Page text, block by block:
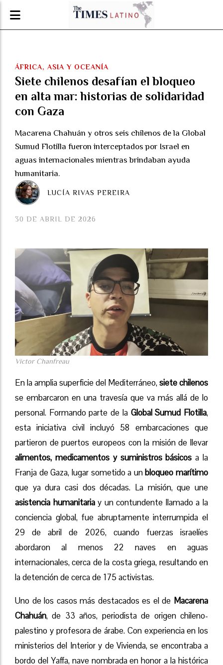
Siete chilenos desafían el bloqueo
en alta mar: historias de solidaridad
con Gaza
Macarena Chahuán y otros seis chilenos de la Global
Sumud Flotilla fueron interceptados por Israel en
aguas internacionales mientras brindaban ayuda
humanitaria.
ÁFRICA, ASIA Y OCEANÍA
30 DE ABRIL DE 2026
LUCÍA RIVAS PEREIRA
Víctor Chanfreau
En la amplia superficie del Mediterráneo,siete chilenos
se embarcaron en una travesía que va más allá de lo
personal. Formando parte de la Global Sumud Flotilla,
esta iniciativa civil incluyó 58 embarcaciones que
partieron de puertos europeos con la misión de llevar
alimentos, medicamentos y suministros básicos a la
Franja de Gaza, lugar sometido a unbloqueo marítimo
que ya dura casi dos décadas. La misión, que une
asistencia humanitariay un contundente llamado a la
conciencia global, fue abruptamente interrumpida el
29 de abril de 2026, cuando fuerzas israelíes
abordaron al menos 22 naves en aguas
internacionales, cerca de la costa griega, resultando en
la detención de cerca de 175 activistas.
Uno de los casos más destacados es el de Macarena
Chahuán, de 33 años, periodista de origen chileno-
palestino y profesora de árabe. Con experiencia en los
ministerios del Interior y de Vivienda, se encontraba a
bordo del Yaffa, nave nombrada en honor a la histórica